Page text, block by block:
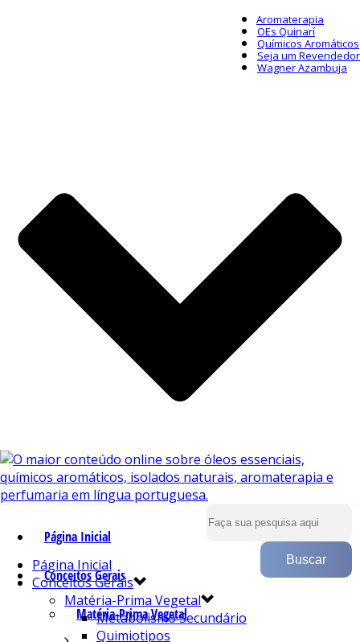
Aromaterapia
OEs Quinarí
Químicos Aromáticos
Seja um Revendedor
Wagner Azambuja
Página Inicial
Conceitos Gerais
Matéria-Prima Vegetal
Página Inicial
Conceitos Gerais
Matéria-Prima Vegetal
Metabolismo Secundário
Quimiotipos